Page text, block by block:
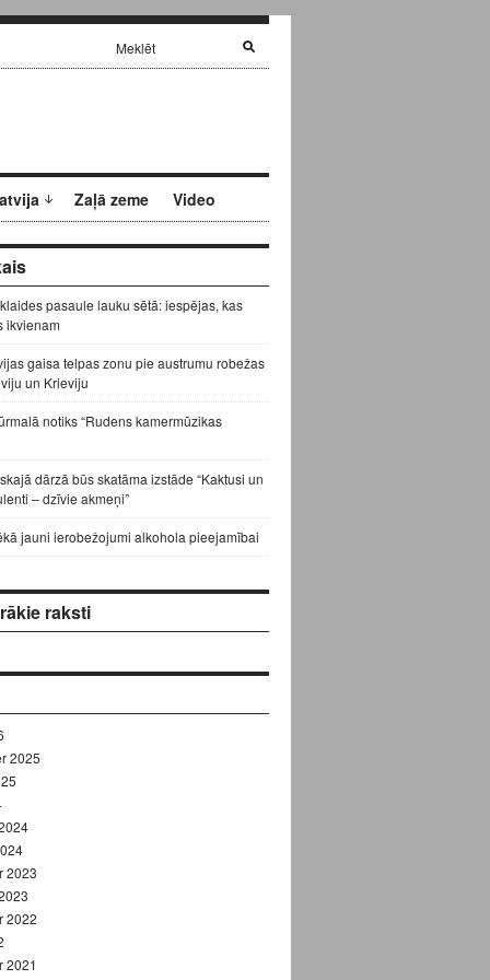
Zaļā zeme Video
pasaule lauku sētā: iespējas, kas
ikvienam
gaisa telpas zonu pie austrumu robežas
un Krieviju
notiks “Rudens kamermūzikas
dārzā būs skatāma izstāde “Kaktusi un
– dzīvie akmeņi”
jauni ierobežojumi alkohola pieejamībai
raksti
2025
2023
2022
2021